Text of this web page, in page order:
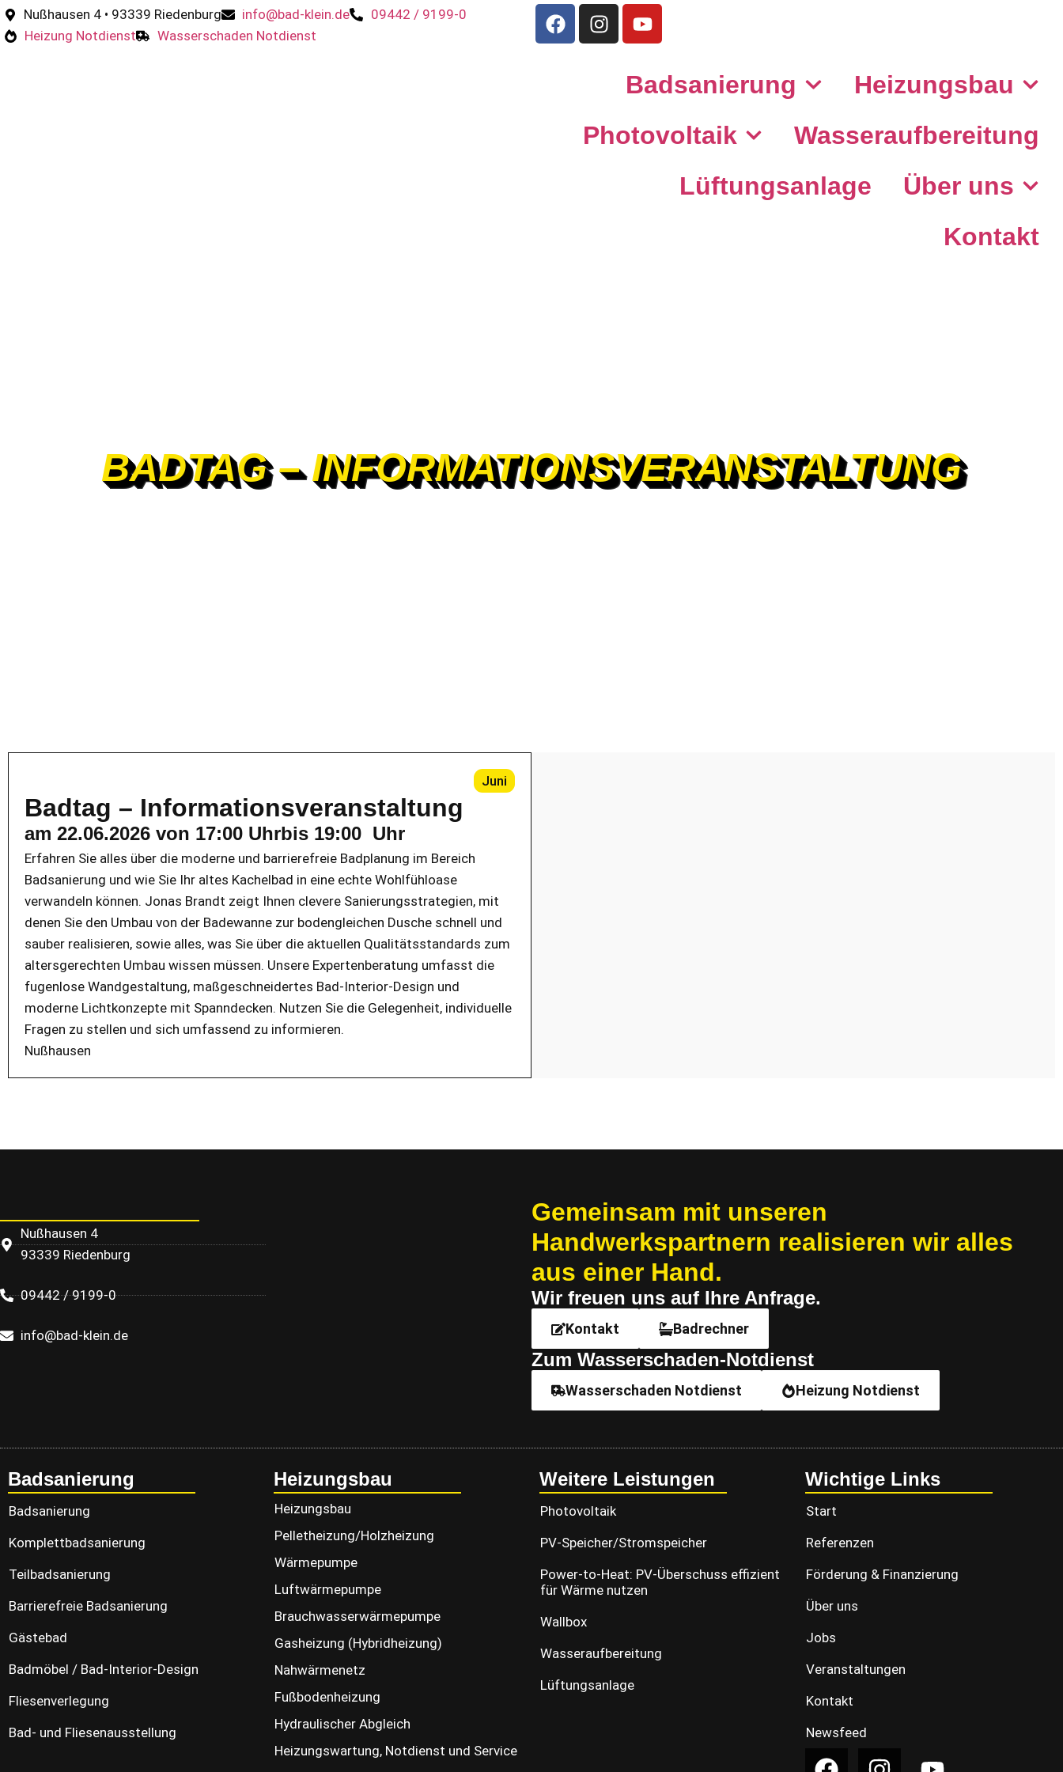
Nußhausen 4 • 93339 Riedenburg info@bad-klein.de
09442 / 9199-0
Heizung Notdienst
Wasserschaden Notdienst
Badsanierung
Heizungsbau
Photovoltaik
Wasseraufbereitung
Lüftungsanlage
Über uns
Kontakt
BADTAG – INFORMATIONSVERANSTALTUNG
Juni
Badtag – Informationsveranstaltung
am 22.06.2026 von 17:00 Uhrbis 19:00 Uhr
Erfahren Sie alles über die moderne und barrierefreie Badplanung im Bereich
Badsanierung und wie Sie Ihr altes Kachelbad in eine echte Wohlfühloase
verwandeln können. Jonas Brandt zeigt Ihnen clevere Sanierungsstrategien, mit
denen Sie den Umbau von der Badewanne zur bodengleichen Dusche schnell und
sauber realisieren, sowie alles, was Sie über die aktuellen Qualitätsstandards zum
altersgerechten Umbau wissen müssen. Unsere Expertenberatung umfasst die
fugenlose Wandgestaltung, maßgeschneidertes Bad-Interior-Design und
moderne Lichtkonzepte mit Spanndecken. Nutzen Sie die Gelegenheit, individuelle
Fragen zu stellen und sich umfassend zu informieren.
Nußhausen
Nußhausen 4
93339 Riedenburg
09442 / 9199-0
info@bad-klein.de
Gemeinsam mit un­se­ren
Handwerkspartnern re­a­li­sie­ren wir alles
aus einer Hand.
Wir freu­en uns auf Ihre Anfrage.
Kontakt Badrechner
Zum Wasserschaden-Notdienst
Wasserschaden Notdienst Heizung Notdienst
Badsanierung
Badsanierung
Komplettbadsanierung
Teilbadsanierung
Barrierefreie Badsanierung
Gästebad
Badmöbel / Bad-Interior-Design
Fliesenverlegung
Bad- und Fliesenausstellung
Heizungsbau
Heizungsbau
Pelletheizung/Holzheizung
Wärmepumpe
Luftwärmepumpe
Brauchwasserwärmepumpe
Gasheizung (Hybridheizung)
Nahwärmenetz
Fußbodenheizung
Hydraulischer Abgleich
Heizungswartung, Notdienst und Service
Weitere Leistungen
Photovoltaik
PV-Speicher/Stromspeicher
Power-to-Heat: PV-Überschuss effizient
für Wärme nutzen
Wallbox
Wasseraufbereitung
Lüftungsanlage
Wichtige Links
Start
Referenzen
Förderung & Finanzierung
Über uns
Jobs
Veranstaltungen
Kontakt
Newsfeed